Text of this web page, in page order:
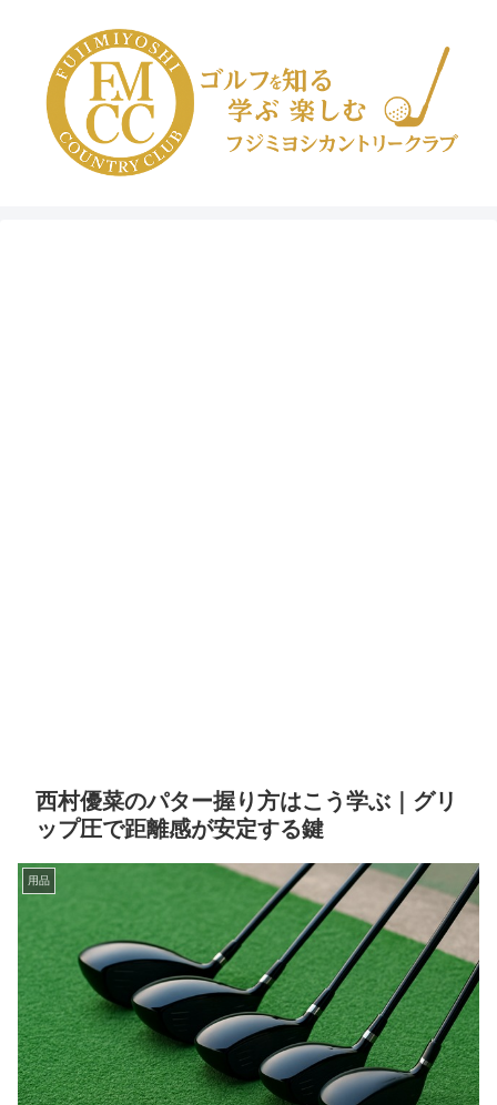
西村優菜のパター握り方はこう学ぶ｜グリ
ップ圧で距離感が安定する鍵
用品